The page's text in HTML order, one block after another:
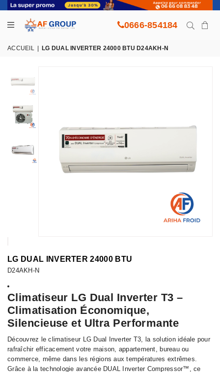
0666-854184
ACCUEIL LG DUAL INVERTER 24000 BTU D24AKH-N
LG DUAL INVERTER 24000 BTU
D24AKH-N
Climatiseur LG Dual Inverter T3 –
Climatisation Économique,
Silencieuse et Ultra Performante
Découvrez le climatiseur LG Dual Inverter T3, la solution idéale pour
rafraîchir efficacement votre maison, appartement, bureau ou
commerce, même dans les régions aux températures extrêmes.
Grâce à la technologie avancée DUAL Inverter Compressor™, ce